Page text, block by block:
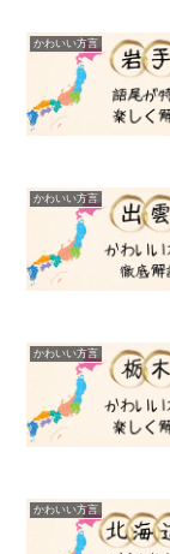
かわいい方言
かわいい方言
かわいい方言
かわいい方言